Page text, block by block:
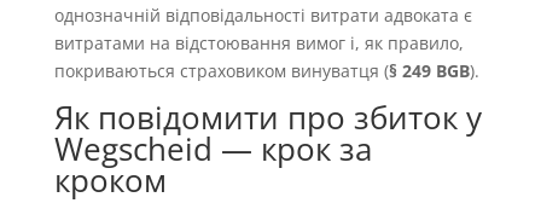
однозначній відповідальності витрати адвоката є
витратами на відстоювання вимог і, як правило,
покриваються страховиком винуватця (§ 249 BGB).
Як повідомити про збиток у
Wegscheid — крок за
кроком